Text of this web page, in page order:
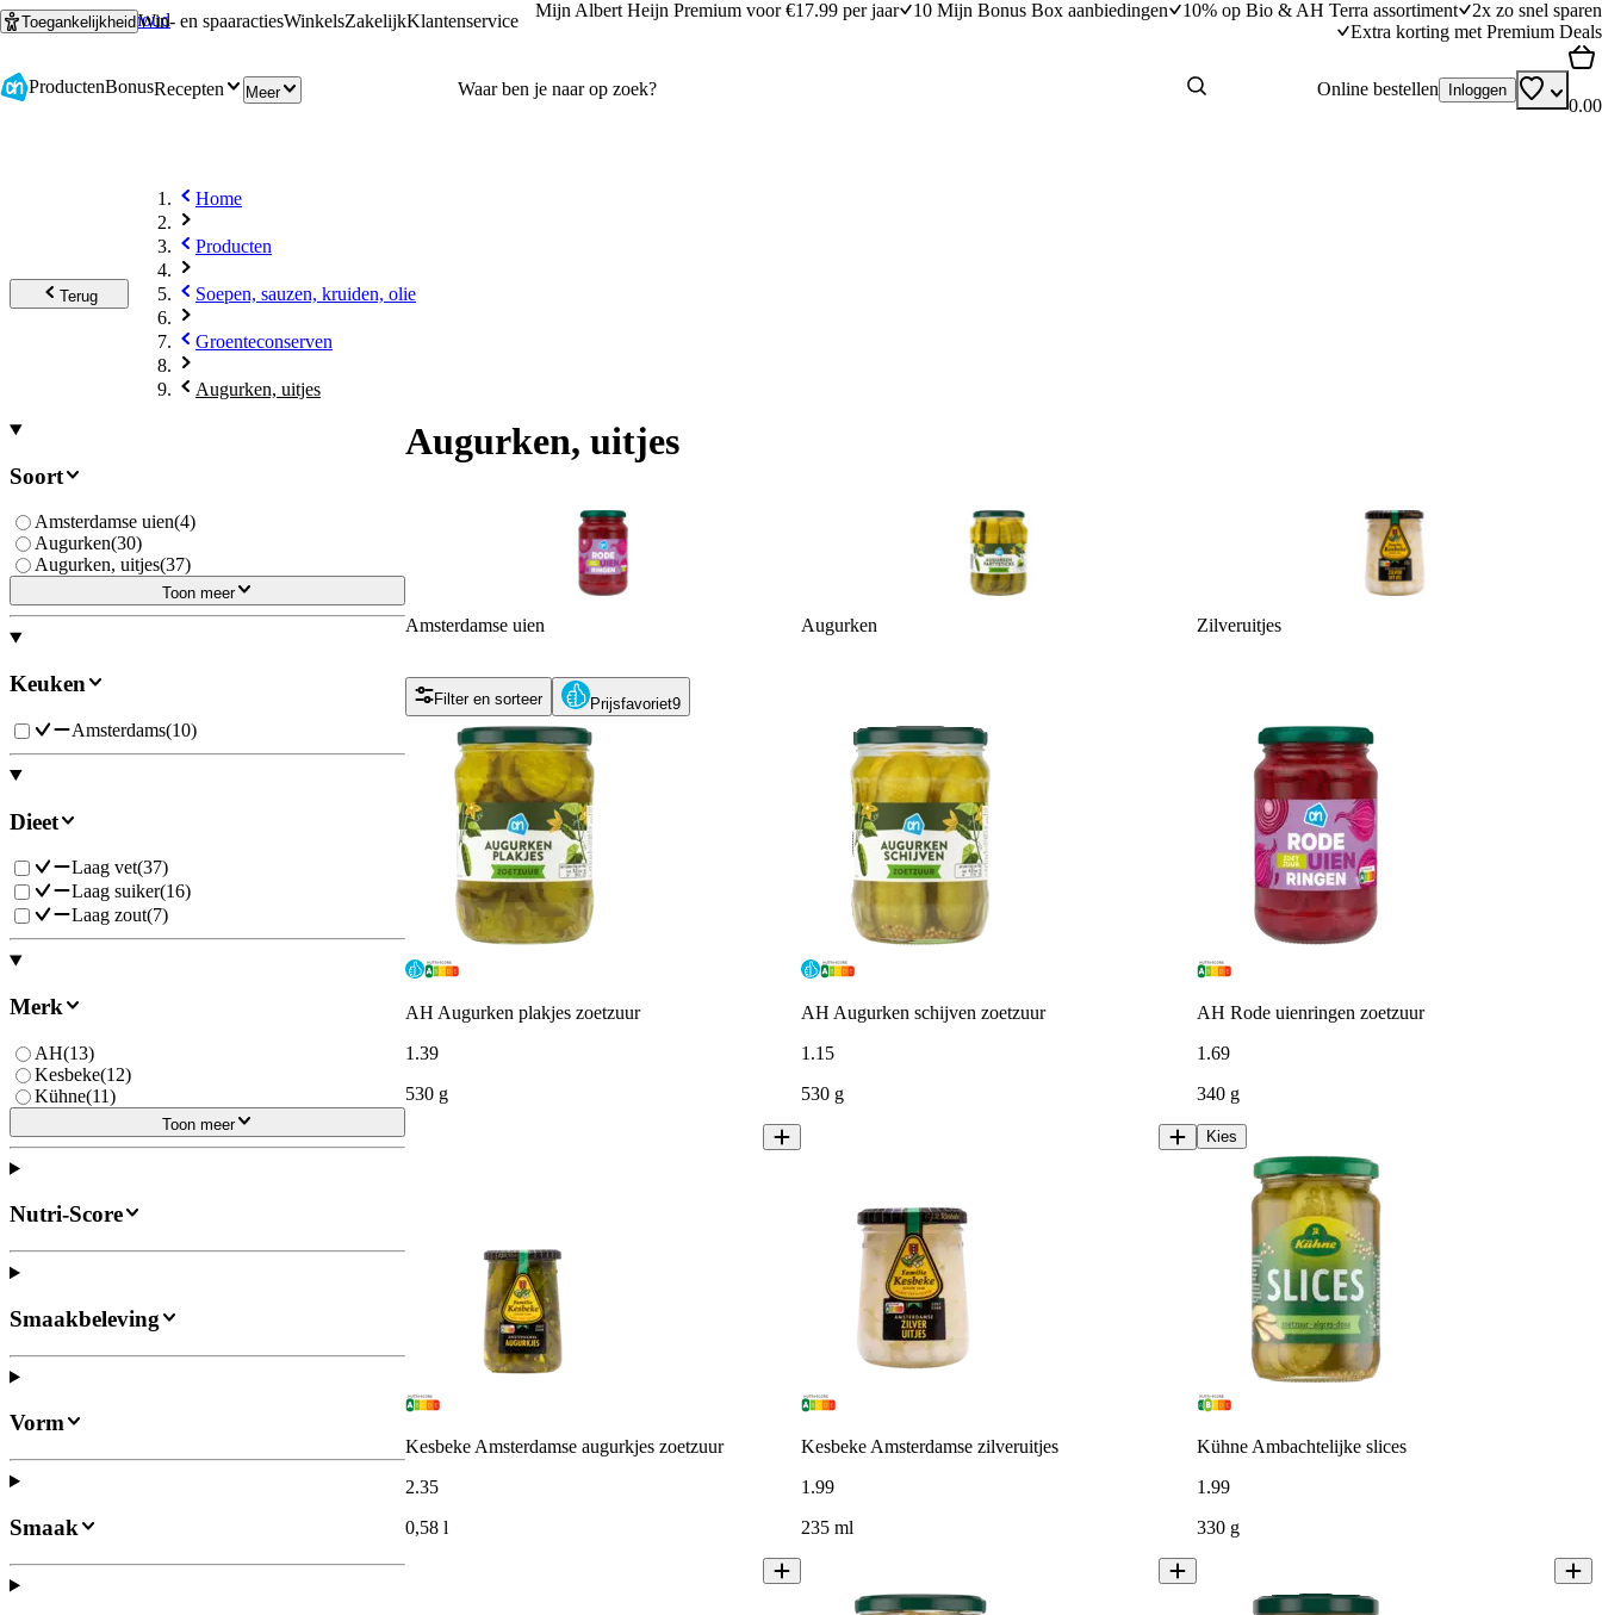
Ga naar hoofdinhoud
Ga naar zoeken
ToegankelijkheidWin- en spaaractiesWinkelsZakelijkKlantenservice
Mijn Albert Heijn Premium voor €17.99 per jaar 10 Mijn Bonus Box aanbiedingen 10% op Bio & AH Terra assortiment
2x zo snel sparen
Extra korting met Premium Deals
ProductenBonusRecepten Meer Online bestellen Inloggen
0.00
Terug
Home
Producten
Soepen, sauzen, kruiden, olie
Groenteconserven
Augurken, uitjes
Soort
Amsterdamse uien(4)
Augurken(30)
Augurken, uitjes(37)
Toon meer
Keuken
Amsterdams(10)
Dieet
Laag vet(37)
Laag suiker(16)
Laag zout(7)
Merk
AH(13)
Kesbeke(12)
Kühne(11)
Toon meer
Nutri-Score
Smaakbeleving
Vorm
Smaak
Augurken, uitjes
Amsterdamse uien Augurken Zilveruitjes
Filter en sorteer Prijsfavoriet9
AH Augurken plakjes zoetzuur
1.39
530 g
AH Augurken schijven zoetzuur
1.15
530 g
AH Rode uienringen zoetzuur
1.69
340 g
Kies
Kesbeke Amsterdamse augurkjes zoetzuur
2.35
0,58 l
Kesbeke Amsterdamse zilveruitjes
1.99
235 ml
Kühne Ambachtelijke slices
1.99
330 g